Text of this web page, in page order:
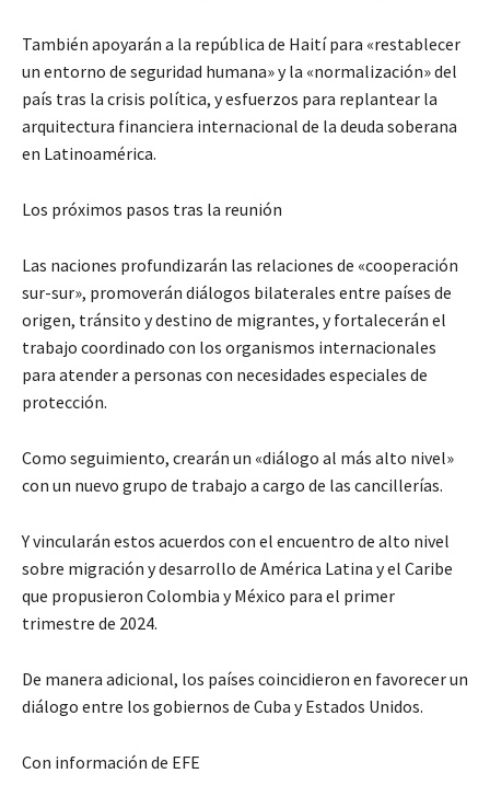
También apoyarán a la república de Haití para «restablecer
un entorno de seguridad humana» y la «normalización» del
país tras la crisis política, y esfuerzos para replantear la
arquitectura financiera internacional de la deuda soberana
en Latinoamérica.
Los próximos pasos tras la reunión
Las naciones profundizarán las relaciones de «cooperación
sur-sur», promoverán diálogos bilaterales entre países de
origen, tránsito y destino de migrantes, y fortalecerán el
trabajo coordinado con los organismos internacionales
para atender a personas con necesidades especiales de
protección.
Como seguimiento, crearán un «diálogo al más alto nivel»
con un nuevo grupo de trabajo a cargo de las cancillerías.
Y vincularán estos acuerdos con el encuentro de alto nivel
sobre migración y desarrollo de América Latina y el Caribe
que propusieron Colombia y México para el primer
trimestre de 2024.
De manera adicional, los países coincidieron en favorecer un
diálogo entre los gobiernos de Cuba y Estados Unidos.
Con información de EFE